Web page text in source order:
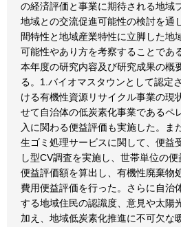
の経済評価と事業に期待される地域
地域との交流促進可能性の検討を通
間特性と地域産業特性に立脚した地
可能性やあり方を考察することであ
本年度の研究内容及び研究成果の概
る。1.バイオマスタウンとして認定
ける有機性資源リサイクル事業の現
せて自治体の低炭素化事業であるペ
入に関わる便益評価も実施した。ま
生ゴミ処理サービスに関して、便益
し型CV調査を実施し、世帯単位の
便益評価額を算出し、有機性廃棄物
費用便益評価を行った。さらに自治
する地域住民の認識度、意見や太陽
加え、地域低炭素化推進に不可欠な